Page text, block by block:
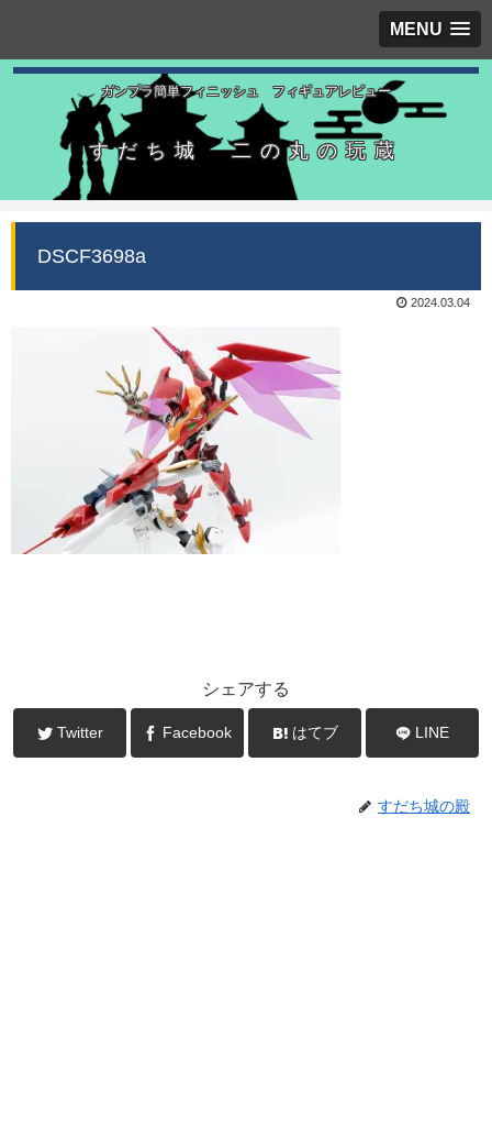
MENU
ガンプラ簡単フィニッシュ フィギュアレビュー
すだち城 二の丸の玩蔵
DSCF3698a
2024.03.04
シェアする
Twitter Facebook はてブ LINE
すだち城の殿